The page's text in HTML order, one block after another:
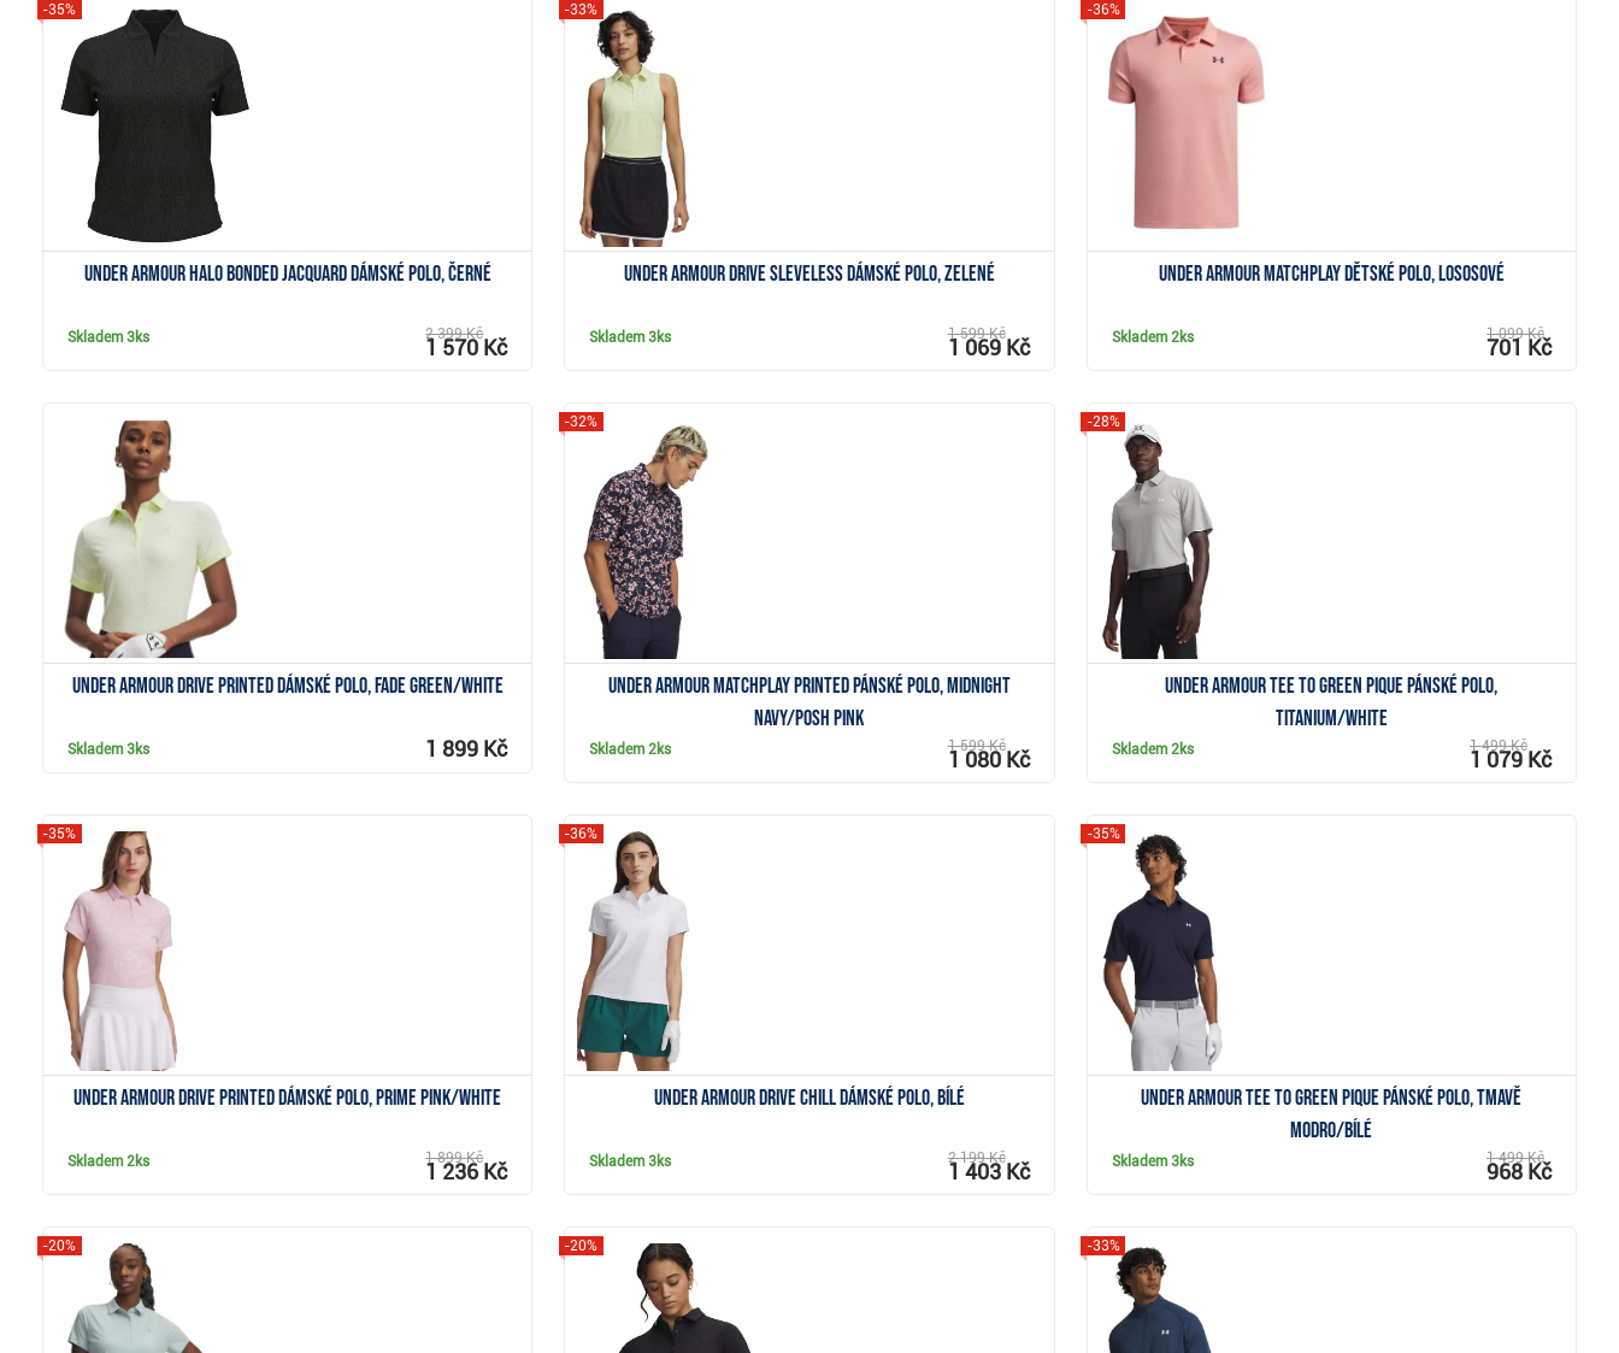
Under Armour Halo Bonded Jacquard dámské polo, černé
-35%
Skladem3ks 2 399 Kč
1 570 Kč
Under Armour Drive Sleveless dámské polo, zelené
-33%
Skladem3ks 1 599 Kč
1 069 Kč
Under Armour Matchplay dětské polo, lososové
-36%
Skladem2ks 1 099 Kč
701 Kč
Under Armour Drive Printed dámské polo, fade green/white
Skladem3ks 1 899 Kč
Under Armour Matchplay Printed pánské polo, midnight
navy/posh pink
-32%
Skladem2ks 1 599 Kč
1 080 Kč
Under Armour Tee To Green Pique pánské polo,
titanium/white
-28%
Skladem2ks 1 499 Kč
1 079 Kč
Under Armour Drive Printed dámské polo, prime pink/white
-35%
Skladem2ks 1 899 Kč
1 236 Kč
Under Armour Drive Chill dámské polo, bílé
-36%
Skladem3ks 2 199 Kč
1 403 Kč
Under Armour Tee To Green Pique pánské polo, tmavě
modro/bílé
-35%
Skladem3ks 1 499 Kč
968 Kč
-20% -20% -33%